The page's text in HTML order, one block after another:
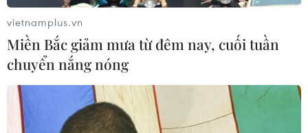
thi đua làm theo lời Bác
07/07/2019 06:00
Chương trình Vinh quang Việt Nam năm 2019 đã tôn
vinh 19 tập thể, cá nhân là tấm gương người tốt, việc tốt,
điển hình trong thực hiện và làm theo tư tưởng, tấm
gương, đạo đức, phong cách Hồ Chí Minh
vietnamplus.vn
Miền Bắc giảm mưa từ đêm nay, cuối tuần
chuyển nắng nóng